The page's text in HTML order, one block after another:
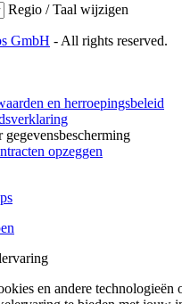
Regio / Taal wijzigen
GmbH - All rights reserved.
en herroepingsbeleid
opzeggen
en andere technologieën